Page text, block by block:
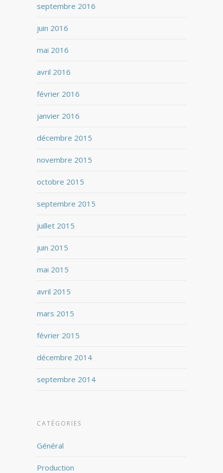
septembre 2016
juin 2016
mai 2016
avril 2016
février 2016
janvier 2016
décembre 2015
novembre 2015
octobre 2015
septembre 2015
juillet 2015
juin 2015
mai 2015
avril 2015
mars 2015
février 2015
décembre 2014
septembre 2014
CATÉGORIES
Général
Production